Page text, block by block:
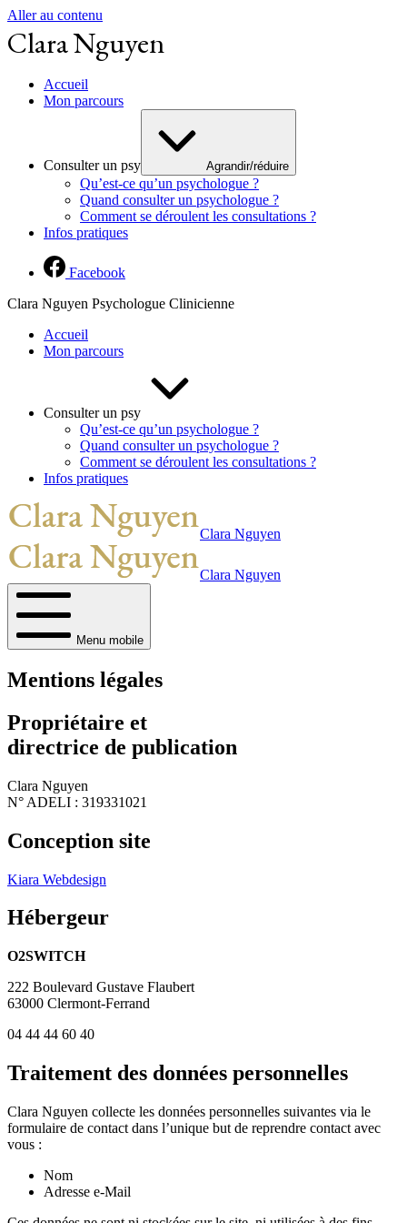
Aller au contenu
Clara Nguyen
Accueil
Mon parcours
Consulter un psy Agrandir/réduire
Qu’est-ce qu’un psychologue ?
Quand consulter un psychologue ?
Comment se déroulent les consultations ?
Infos pratiques
Facebook
Clara Nguyen Psychologue Clinicienne
Accueil
Mon parcours
Consulter un psy
Qu’est-ce qu’un psychologue ?
Quand consulter un psychologue ?
Comment se déroulent les consultations ?
Infos pratiques
Clara Nguyen
Clara Nguyen
Menu mobile
Mentions légales
Propriétaire et
directrice de publication
Clara Nguyen
N° ADELI : 319331021
Conception site
Kiara Webdesign
Hébergeur
O2SWITCH
222 Boulevard Gustave Flaubert
63000 Clermont-Ferrand
04 44 44 60 40
Traitement des données personnelles
Clara Nguyen collecte les données personnelles suivantes via le
formulaire de contact dans l’unique but de reprendre contact avec
vous :
Nom
Adresse e-Mail